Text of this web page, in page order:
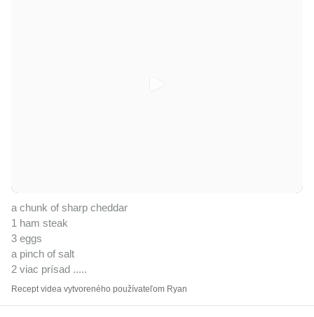
a chunk of sharp cheddar
1 ham steak
3 eggs
a pinch of salt
2 viac prísad .....
Recept videa vytvoreného používateľom Ryan